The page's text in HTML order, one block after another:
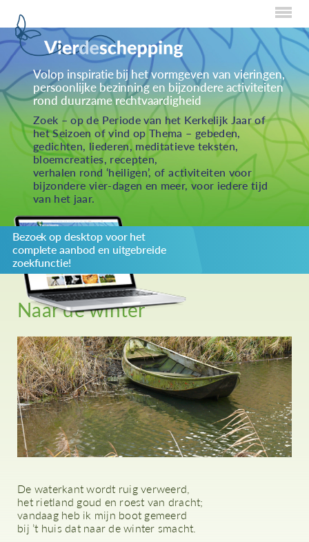
Home
Over Creaties
Over Vieren
Over Eten
Over Activiteiten
Inzenden
Over ons
Privacybeleid
Redactiestatuut
log in
Volop inspiratie bij het vormgeven van vieringen,
persoonlijke bezinning en bijzondere activiteiten
rond duurzame rechtvaardigheid
Zoek – op de Periode van het Kerkelijk Jaar of
het Seizoen of vind op Thema – gebeden,
gedichten, liederen, meditatieve teksten,
bloemcreaties, recepten,
verhalen rond ‘heiligen’, of activiteiten voor
bijzondere vier-dagen en meer, voor iedere tijd
van het jaar.
Bezoek op desktop voor het
complete aanbod en uitgebreide
zoekfunctie!
Naar de winter
De waterkant wordt ruig verweerd,
het rietland goud en roest van dracht;
vandaag heb ik mijn boot gemeerd
bij ’t huis dat naar de winter smacht.